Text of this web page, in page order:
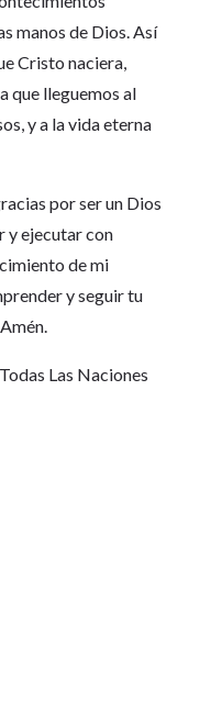
manos de Dios. Así
Cristo naciera,
que lleguemos al
y a la vida eterna
por ser un Dios
y ejecutar con
de mi
y seguir tu
Las Naciones